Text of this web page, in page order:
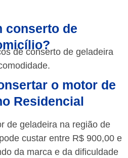
conserto de
de conserto de geladeira
o motor de
Residencial
de geladeira na região de
custar entre R$ 900,00 e
da marca e da dificuldade